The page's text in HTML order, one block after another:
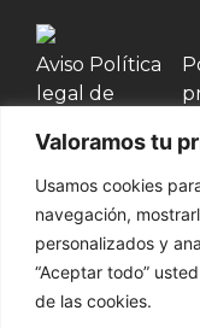
Valoramos tu
Usamos cookies
navegación,
personalizados y
“Aceptar todo”
de las cookies.
Aviso
legal
Política
de
Contacta con
937
Productos